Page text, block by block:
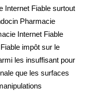
Internet Fiable surtout
Pharmacie
Internet Fiable
impôt sur le
les insuffisant pour
que les surfaces